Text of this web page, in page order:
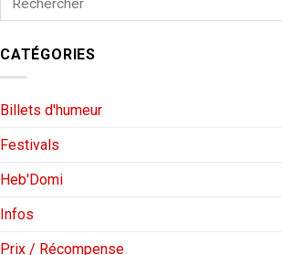
CATÉGORIES
Billets d'humeur
Festivals
Heb'Domi
Infos
Prix / Récompense